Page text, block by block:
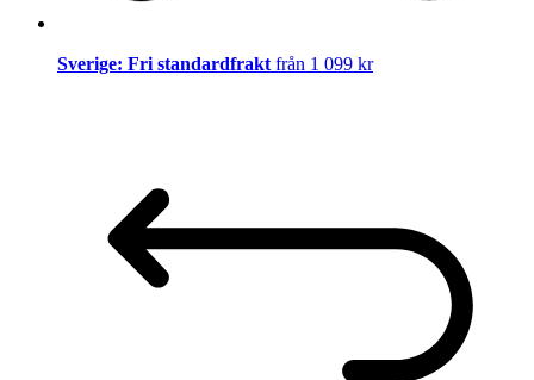
Sverige: Fri standardfrakt från 1 099 kr